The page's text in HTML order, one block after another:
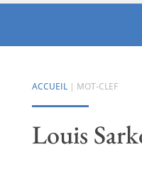
ACCUEIL| MOT-CLEF
Louis